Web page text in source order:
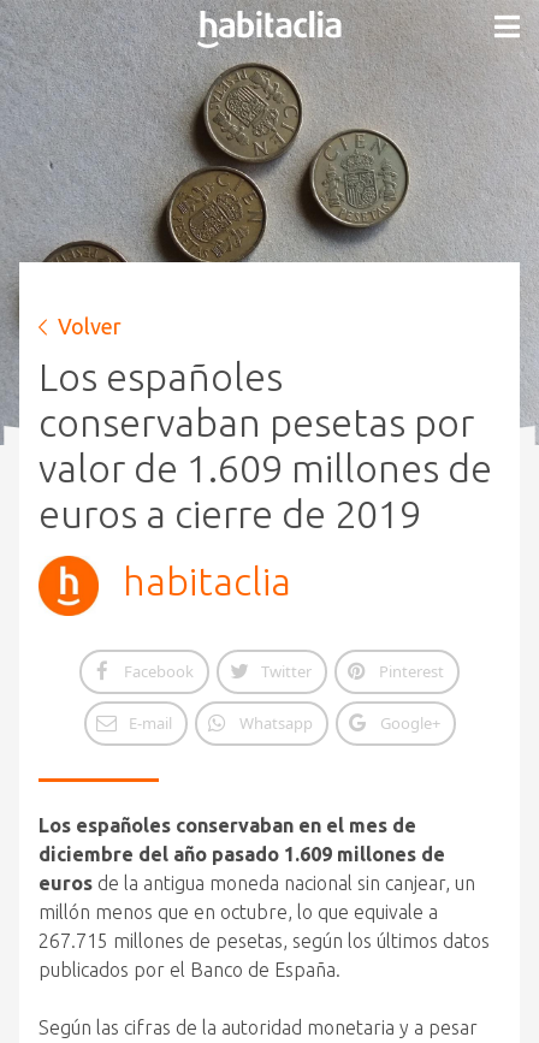
Volver
Los españoles
conservaban pesetas por
valor de 1.609 millones de
euros a cierre de 2019
habitaclia
Facebook Twitter Pinterest
E-mail Whatsapp Google+
Los españoles conservaban en el mes de
diciembre del año pasado 1.609 millones de
euros de la antigua moneda nacional sin canjear, un
millón menos que en octubre, lo que equivale a
267.715 millones de pesetas, según los últimos datos
publicados por el Banco de España.
Según las cifras de la autoridad monetaria y a pesar